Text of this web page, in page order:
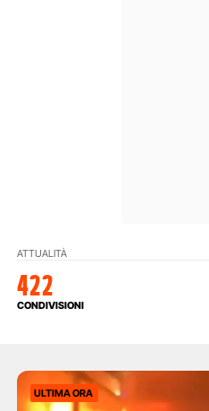
ATTUALITÀ
422
CONDIVISIONI
ULTIMA ORA